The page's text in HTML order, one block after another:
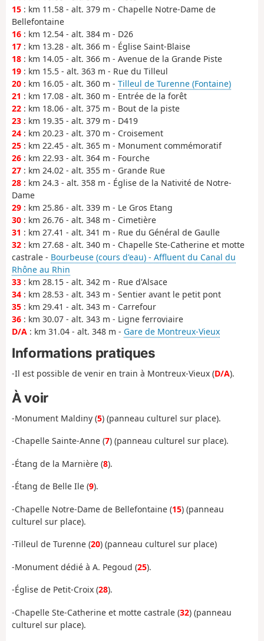
15 : km 11.58 - alt. 379 m - Chapelle Notre-Dame de
Bellefontaine
16 : km 12.54 - alt. 384 m - D26
17 : km 13.28 - alt. 366 m - Église Saint-Blaise
18 : km 14.05 - alt. 366 m - Avenue de la Grande Piste
19 : km 15.5 - alt. 363 m - Rue du Tilleul
20 : km 16.05 - alt. 360 m - Tilleul de Turenne (Fontaine)
21 : km 17.08 - alt. 360 m - Entrée de la forêt
22 : km 18.06 - alt. 375 m - Bout de la piste
23 : km 19.35 - alt. 379 m - D419
24 : km 20.23 - alt. 370 m - Croisement
25 : km 22.45 - alt. 365 m - Monument commémoratif
26 : km 22.93 - alt. 364 m - Fourche
27 : km 24.02 - alt. 355 m - Grande Rue
28 : km 24.3 - alt. 358 m - Église de la Nativité de Notre-
Dame
29 : km 25.86 - alt. 339 m - Le Gros Etang
30 : km 26.76 - alt. 348 m - Cimetière
31 : km 27.41 - alt. 341 m - Rue du Général de Gaulle
32 : km 27.68 - alt. 340 m - Chapelle Ste-Catherine et motte
castrale - Bourbeuse (cours d'eau) - Affluent du Canal du
Rhône au Rhin
33 : km 28.15 - alt. 342 m - Rue d'Alsace
34 : km 28.53 - alt. 343 m - Sentier avant le petit pont
35 : km 29.41 - alt. 343 m - Carrefour
36 : km 30.07 - alt. 343 m - Ligne ferroviaire
D/A : km 31.04 - alt. 348 m - Gare de Montreux-Vieux
Informations pratiques
-Il est possible de venir en train à Montreux-Vieux (D/A).
À voir
-Monument Maldiny (5) (panneau culturel sur place).
-Chapelle Sainte-Anne (7) (panneau culturel sur place).
-Étang de la Marnière (8).
-Étang de Belle Ile (9).
-Chapelle Notre-Dame de Bellefontaine (15) (panneau
culturel sur place).
-Tilleul de Turenne (20) (panneau culturel sur place)
-Monument dédié à A. Pegoud (25).
-Église de Petit-Croix (28).
-Chapelle Ste-Catherine et motte castrale (32) (panneau
culturel sur place).